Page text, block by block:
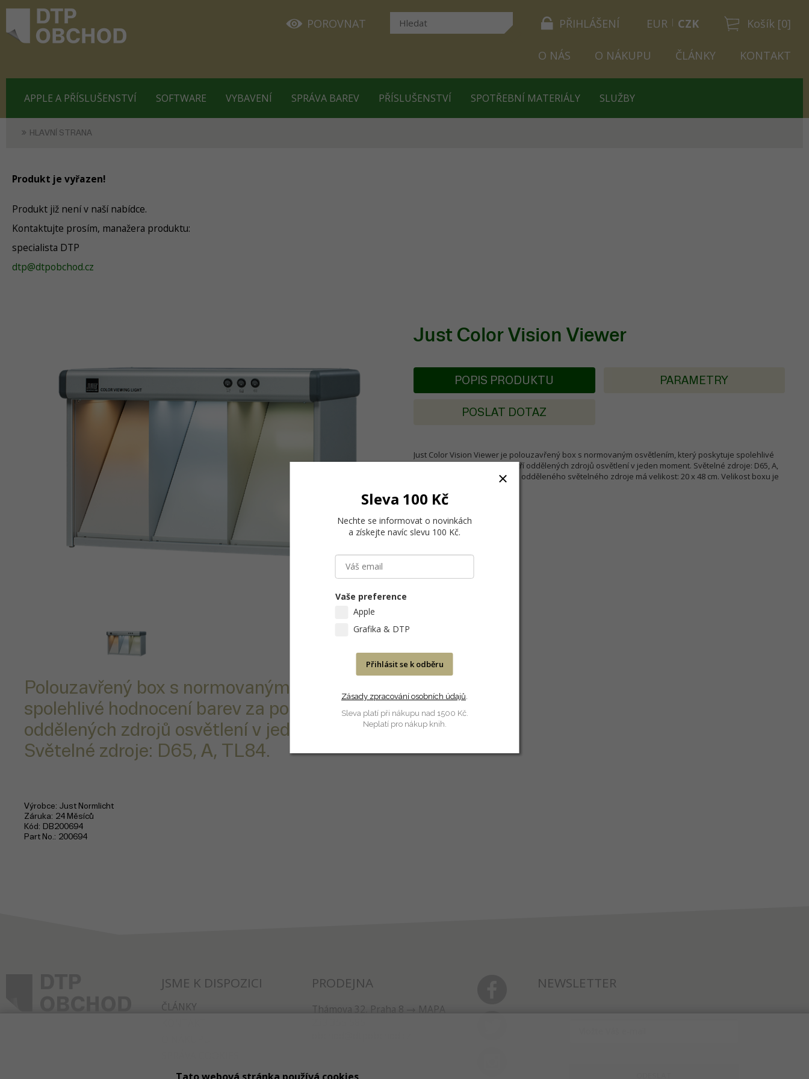
PŘIHLÁŠENÍ Košík [0]
POROVNAT EUR CZK
O NÁS O NÁKUPU ČLÁNKY KONTAKT
APPLE A PŘÍSLUŠENSTVÍ SOFTWARE VYBAVENÍ SPRÁVA BAREV PŘÍSLUŠENSTVÍ SPOTŘEBNÍ MATERIÁLY SLUŽBY
HLAVNÍ STRANA
Produkt je vyřazen!
Produkt již není v naší nabídce.
Kontaktujte prosím, manažera produktu:
specialista DTP
dtp@dtpobchod.cz
Just Color Vision Viewer
Polouzavřený box s normovaným osvětlením,
spolehlivé hodnocení barev za pomoci tří
oddělených zdrojů osvětlení v jeden moment.
Světelné zdroje: D65, A, TL84.
Výrobce Just Normlicht
Záruka 24 Měsíců
Kód
DB200694
Part No. 200694
POPIS PRODUKTU PARAMETRY
POSLAT DOTAZ
Just Color Vision Viewer je polouzavřený box s normovaným osvětlením, který poskytuje spolehlivé
hodnocení barev za pomoci tří oddělených zdrojů osvětlení v jeden moment. Světelné zdroje: D65, A,
TL84. Vnitřní prostor každého odděleného světelného zdroje má velikost: 20 x 48 cm. Velikost boxu je
JSME K DISPOZICI
ČLÁNKY
PRODEJNA
Thámova 32, Praha 8
MAPA
NEWSLETTER
Sleva 100 Kč
Nechte se informovat o novinkách
a získejte navíc slevu 100 Kč.
Vaše preference
Apple
Grafika & DTP
Přihlásit se k odběru
Zásady zpracování osobních údajů.
Sleva platí při nákupu nad 1500 Kč.
Neplatí pro nákup knih.